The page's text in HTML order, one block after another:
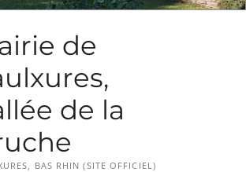
de
de la
BAS RHIN (SITE OFFICIEL)